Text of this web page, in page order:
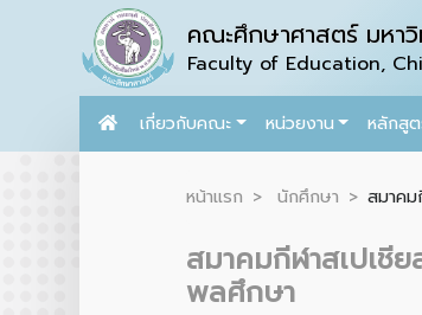
คณะศึกษาศาสตร์ มหาวิ
Faculty of Education,
เกี่ยวกับคณะ หน่วยงาน หลักสู
หน้าแรก นักศึกษา สมาคม
สมาคมกีฬาสเปเชี
พลศึกษา